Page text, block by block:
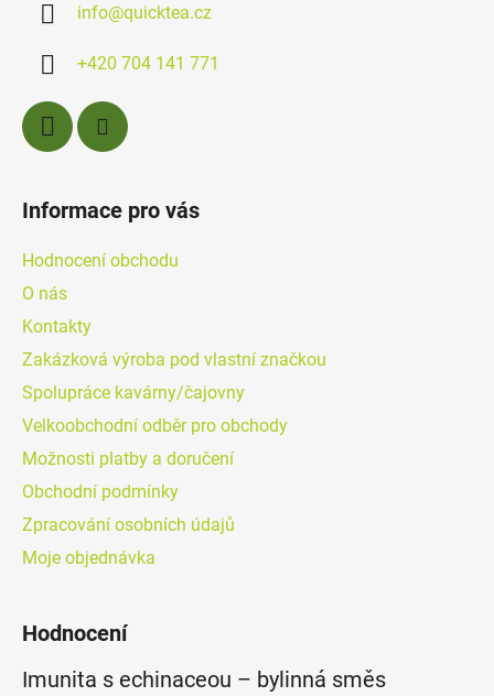
info@quicktea.cz
+420 704 141 771
Informace pro vás
Hodnocení obchodu
O nás
Kontakty
Zakázková výroba pod vlastní značkou
Spolupráce kavárny/čajovny
Velkoobchodní odběr pro obchody
Možnosti platby a doručení
Obchodní podmínky
Zpracování osobních údajů
Moje objednávka
Hodnocení
Imunita s echinaceou – bylinná směs